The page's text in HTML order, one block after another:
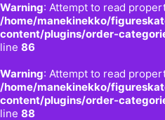
Warning: Attempt to read
/home/manekinekko/
content/plugins/order-
line 86
Warning: Attempt to read
/home/manekinekko/
content/plugins/order-
line 88